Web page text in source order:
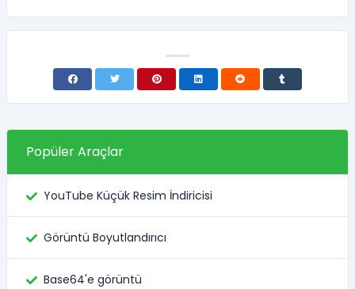
Popüler Araçlar
YouTube Küçük Resim İndiricisi
Görüntü Boyutlandırıcı
Base64'e görüntü